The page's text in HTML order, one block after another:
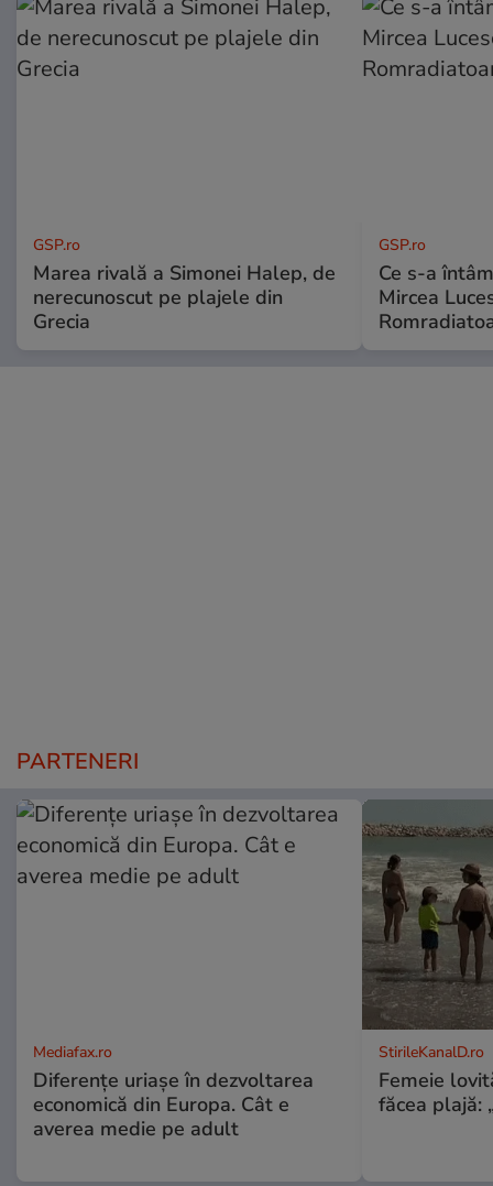
GSP.ro
Marea rivală a Simonei Halep, de
nerecunoscut pe plajele din
Grecia
GSP.ro
Ce s-a
Mircea
PARTENERI
Mediafax.ro
Diferențe uriașe în dezvoltarea
economică din Europa. Cât e
averea medie pe adult
StirileKanalD.ro
Femeie
făcea plajă: